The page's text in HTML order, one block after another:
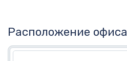
Расположение офиса